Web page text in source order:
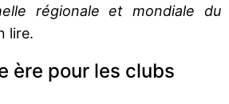
régionale et mondiale du
lire.
ère pour les clubs